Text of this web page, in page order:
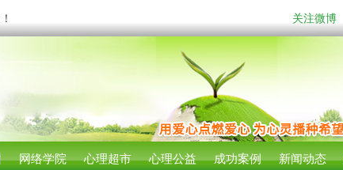
关注微博
网络学院 心理超市 心理公益 成功案例 新闻动态